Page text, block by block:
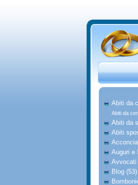
Abiti da
Abiti da
Abiti da
Abiti
Auguri e
Avvocati
Blog (53)